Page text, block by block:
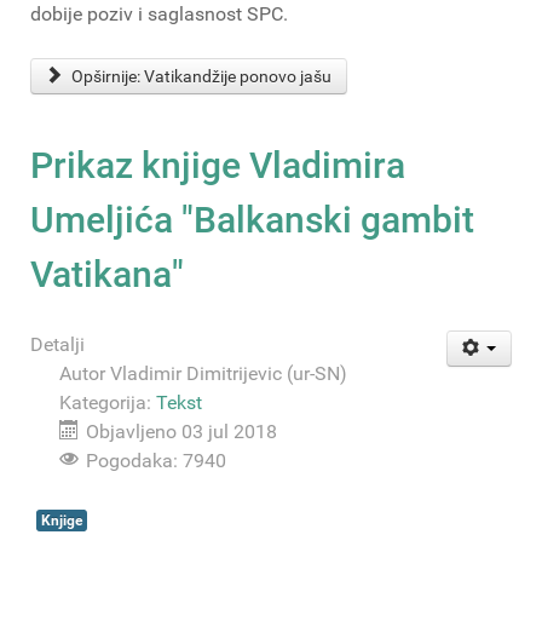
dobije poziv i saglasnost SPC.
Opširnije: Vatikandžije ponovo jašu
Prikaz knjige Vladimira
Umeljića "Balkanski gambit
Vatikana"
Detalji
Autor Vladimir Dimitrijevic (ur-SN)
Kategorija: Tekst
Objavljeno 03 jul 2018
Pogodaka: 7940
Knjige